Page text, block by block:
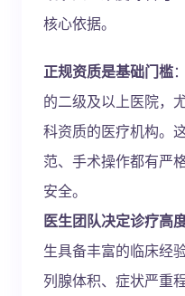
核心依据。
正规资质是基础门槛
的二级及以上医院，
科资质的医疗机构。
范、手术操作都有严
安全。
医生团队决定诊疗高
生具备丰富的临床经
列腺体积、症状严重